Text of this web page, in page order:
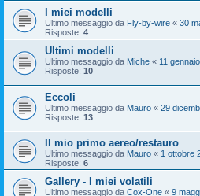
I miei modelli
Ultimo messaggio da Fly-by-wire « 30
Risposte: 4
Ultimi modelli
Ultimo messaggio da Miche « 11
Risposte: 10
Eccoli
Ultimo messaggio da Mauro « 29
Risposte: 13
Il mio primo aereo/restauro
Ultimo messaggio da Mauro « 1 ottobre
Risposte: 6
Gallery - I miei volatili
Ultimo messaggio da Cox-One « 9